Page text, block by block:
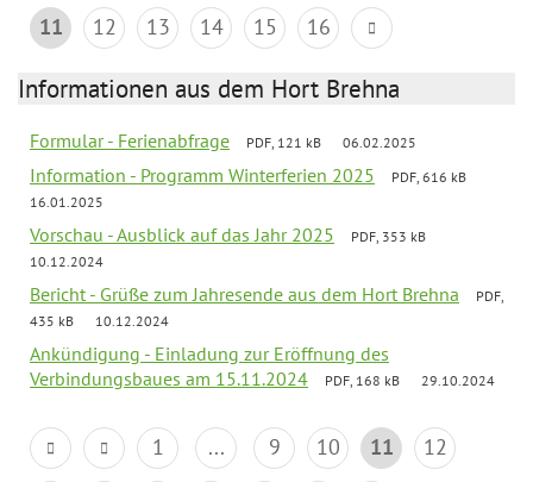
11
12 13 14 15 16
Informationen aus dem Hort Brehna
Formular - Ferienabfrage PDF, 121 kB 06.02.2025
Information - Programm Winterferien 2025
PDF, 616 kB
16.01.2025
Vorschau - Ausblick auf das Jahr 2025
PDF, 353 kB
10.12.2024
Bericht - Grüße zum Jahresende aus dem Hort Brehna
PDF,
435 kB
10.12.2024
Ankündigung - Einladung zur Eröffnung des
Verbindungsbaues am 15.11.2024
PDF, 168 kB 29.10.2024
1 ... 9 10 11
12